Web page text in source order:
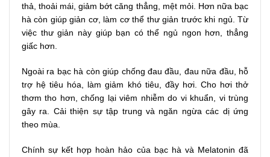
thả, thoải mái, giảm bớt căng thẳng, mệt mỏi. Hơn nữa bạc
hà còn giúp giản cơ, làm cơ thể thư giản trước khi ngủ. Từ
việc thư giản này giúp bạn có thể ngủ ngon hơn, thẳng
giấc hơn.
Ngoài ra bạc hà còn giúp chống đau đầu, đau nữa đầu, hỗ
trợ hệ tiêu hóa, làm giảm khó tiêu, đầy hơi. Cho hơi thở
thơm tho hơn, chống lại viêm nhiễm do vi khuẩn, vi trùng
gây ra. Cải thiện sự tập trung và ngăn ngừa các dị ứng
theo mùa.
Chính sự kết hợp hoàn hảo của bạc hà và Melatonin đã